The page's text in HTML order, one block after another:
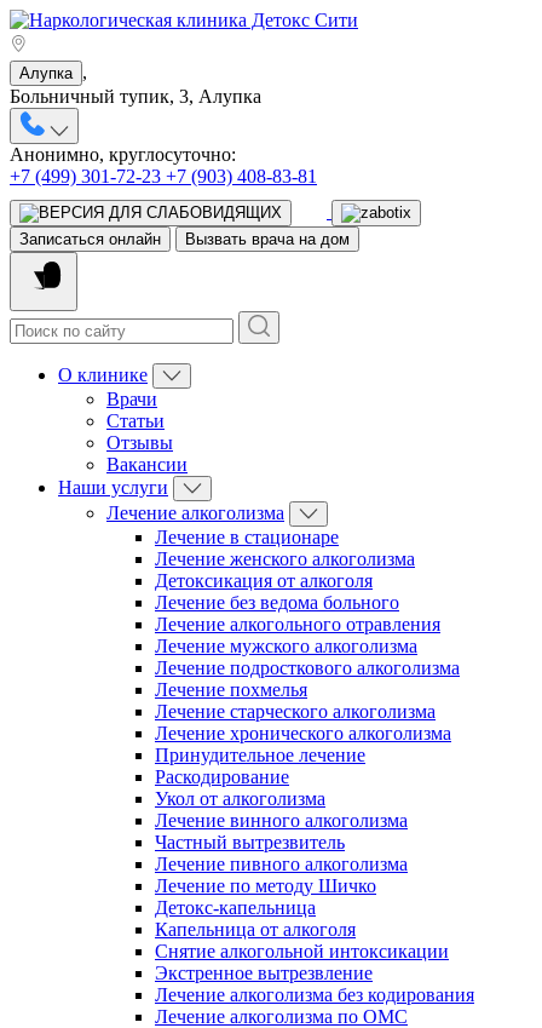
Алупка ,
Больничный тупик, 3, Алупка
Анонимно, круглосуточно:
+7 (499) 301-72-23 +7 (903) 408-83-81
Записаться онлайн Вызвать врача на дом
О клинике
Врачи
Статьи
Отзывы
Вакансии
Наши услуги
Лечение алкоголизма
Лечение в стационаре
Лечение женского алкоголизма
Детоксикация от алкоголя
Лечение без ведома больного
Лечение алкогольного отравления
Лечение мужского алкоголизма
Лечение подросткового алкоголизма
Лечение похмелья
Лечение старческого алкоголизма
Лечение хронического алкоголизма
Принудительное лечение
Раскодирование
Укол от алкоголизма
Лечение винного алкоголизма
Частный вытрезвитель
Лечение пивного алкоголизма
Лечение по методу Шичко
Детокс-капельница
Капельница от алкоголя
Снятие алкогольной интоксикации
Экстренное вытрезвление
Лечение алкоголизма без кодирования
Лечение алкоголизма по ОМС